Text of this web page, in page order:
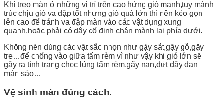
Khi treo màn ở những vị trí trên cao hứng gió mạnh,tuy mành
trúc chịu gió va đập tốt nhưng gió quá lớn thì nên kéo gọn
lên cao để tránh va đập màn vào các vật dụng xung
quanh,hoặc phải có dây cố định chân mành lại phía dưới.
Không nên dùng các vật sắc nhọn như gậy sắt,gậy gỗ,gậy
tre…để chống vào giữa tấm rèm vì như vậy khi gió lớn sẽ
gây ra tình trạng chọc lủng tấm rèm,gãy nan,đứt dây đan
màn sáo…
Vệ sinh màn đúng cách.